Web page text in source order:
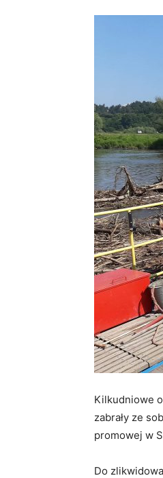
Kilkudniowe
zabrały ze
promowej w
Do